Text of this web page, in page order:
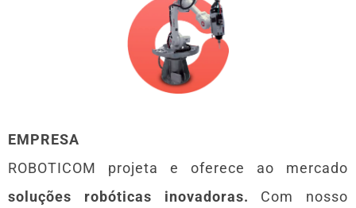
EMPRESA
ROBOTICOM projeta e oferece ao mercado
soluções robóticas inovadoras. Com nosso